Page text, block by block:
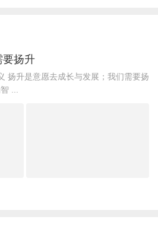
要扬升
扬升是意愿去成长与发展；我们需要扬
...